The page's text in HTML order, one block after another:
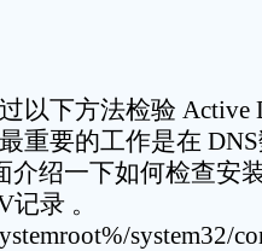
以下方法检验 Active
重要的工作是在
介绍一下如何检查安
录 。
system32/